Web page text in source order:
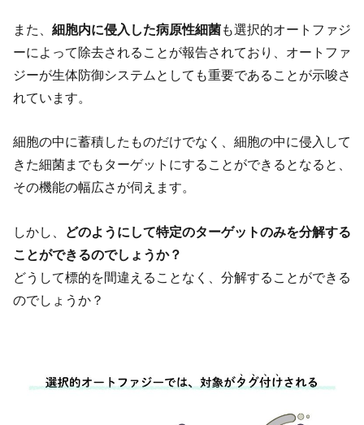
また、 細胞内に侵入した病原性細菌も選択的オートファジ
ーによって除去されることが報告されており、オートファ
ジーが生体防御システムとしても重要であることが示唆さ
れています。
細胞の中に蓄積したものだけでなく、細胞の中に侵入して
きた細菌までもターゲットにすることができるとなると、
その機能の幅広さが伺えます。
しかし、
どのようにして特定のターゲットのみを分解する
ことができるのでしょうか？
どうして標的を間違えることなく、分解することができる
のでしょうか？